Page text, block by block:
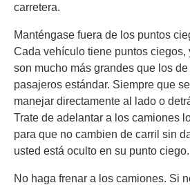
carretera.
Manténgase fuera de los puntos
Cada vehículo tiene puntos ciegos,
son mucho más grandes que los
pasajeros estándar. Siempre que
manejar directamente al lado o
Trate de adelantar a los camiones
para que no cambien de carril sin
usted está oculto en su punto ciego.
No haga frenar a los camiones. Si